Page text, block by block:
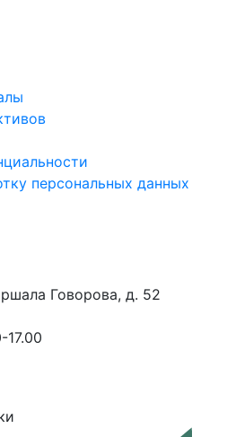
персональных данных
Говорова, д. 52
17.00